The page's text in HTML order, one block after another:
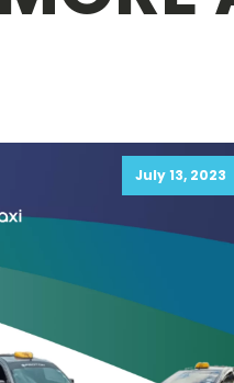
July 13, 2023